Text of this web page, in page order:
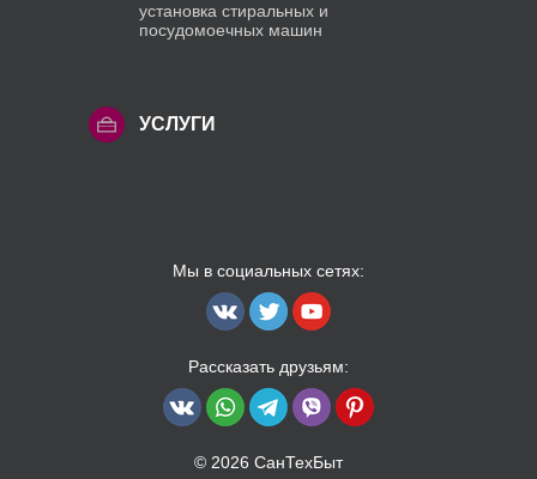
установка стиральных и
посудомоечных машин
УСЛУГИ
Мы в социальных сетях:
Рассказать друзьям:
© 2026 СанТехБыт